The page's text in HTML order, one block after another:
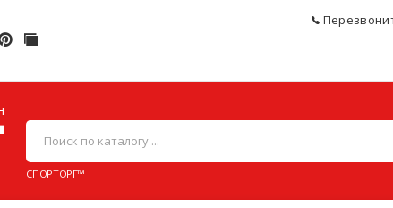
ПНЕВМАТИЧЕСКОЕ ОРУЖИЕ, СПОРТИВНЫЕ ТОВАРЫ, АКСЕССУАРЫ И
СПОРТОРГ™